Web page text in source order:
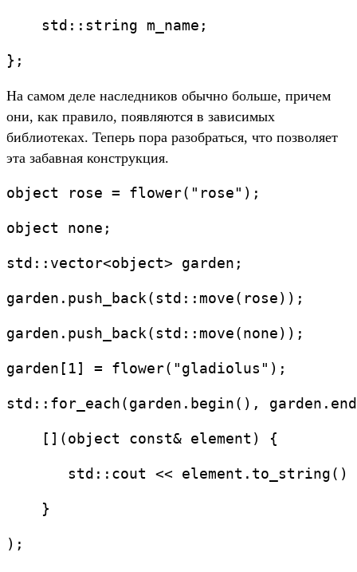
    std::string m_name;
};
На самом деле наследников обычно больше, причем
они, как правило, появляются в зависимых
библиотеках. Теперь пора разобраться, что позволяет
эта забавная конструкция.
object rose = flower("rose");
object none;
std::vector<object> garden;
garden.push_back(std::move(rose));
garden.push_back(std::move(none));
garden[1] = flower("gladiolus");
std::for_each(garden.begin(),
    [](object const& element) {
std::cout << element.to_string()
    }
);